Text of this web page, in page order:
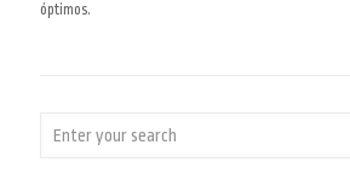
óptimos.